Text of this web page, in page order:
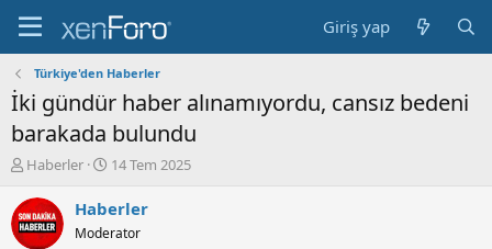
Giriş yap
Türkiye'den Haberler
İki gündür haber alınamıyordu, cansız bedeni
barakada bulundu
K
n
b
u
Haberler
B
ş
a
14 Tem 2025
Haberler
Moderator